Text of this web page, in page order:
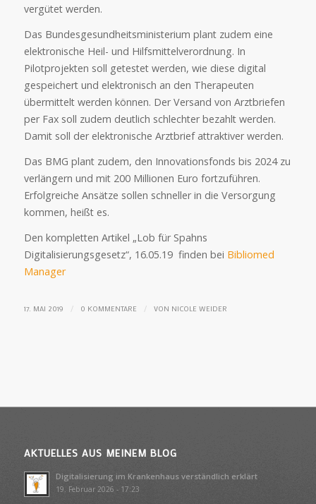
vergütet werden.
Das Bundesgesundheitsministerium plant zudem eine
elektronische Heil- und Hilfsmittelverordnung. In
Pilotprojekten soll getestet werden, wie diese digital
gespeichert und elektronisch an den Therapeuten
übermittelt werden können. Der Versand von Arztbriefen
per Fax soll zudem deutlich schlechter bezahlt werden.
Damit soll der elektronische Arztbrief attraktiver werden.
Das BMG plant zudem, den Innovationsfonds bis 2024 zu
verlängern und mit 200 Millionen Euro fortzuführen.
Erfolgreiche Ansätze sollen schneller in die Versorgung
kommen, heißt es.
Den kompletten Artikel „Lob für Spahns
Digitalisierungsgesetz“, 16.05.19 finden bei Bibliomed
Manager
17. MAI 2019 / 0 KOMMENTARE / VON NICOLE WEIDER
AKTUELLES AUS MEINEM BLOG
Digitalisierung im Krankenhaus verständlich erklärt
19. Februar 2026 - 17:23